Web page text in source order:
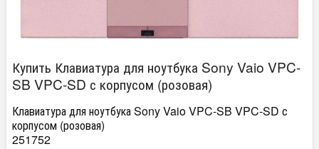
Купить Клавиатура для ноутбука Sony Vaio VPC-
SB VPC-SD с корпусом (розовая)
Клавиатура для ноутбука Sony Vaio VPC-SB VPC-SD с
корпусом (розовая)
251752